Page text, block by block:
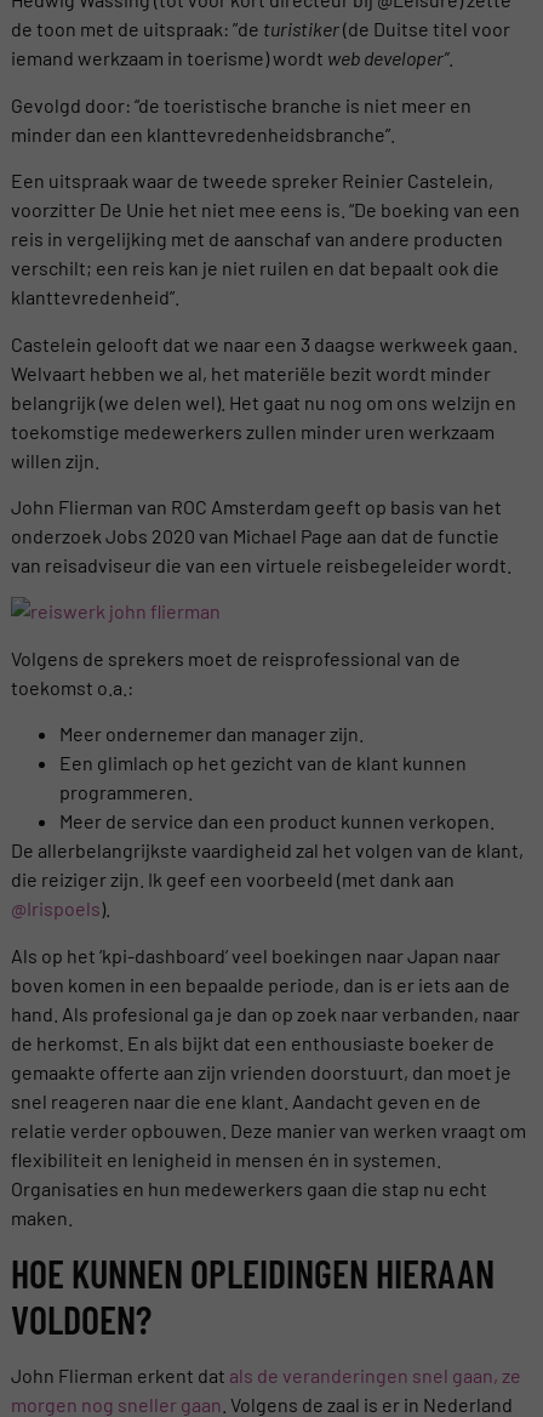
de toon met de uitspraak: ”de turistiker(de Duitse titel voor
iemand werkzaam in toerisme) wordt web developer”.
Gevolgd door: “de toeristische branche is niet meer en
minder dan een klanttevredenheidsbranche”.
Een uitspraak waar de tweede spreker Reinier Castelein,
voorzitter De Unie het niet mee eens is. “De boeking van een
reis in vergelijking met de aanschaf van andere producten
verschilt; een reis kan je niet ruilen en dat bepaalt ook die
klanttevredenheid”.
Castelein gelooft dat we naar een 3 daagse werkweek gaan.
Welvaart hebben we al, het materiële bezit wordt minder
belangrijk (we delen wel). Het gaat nu nog om ons welzijn en
toekomstige medewerkers zullen minder uren werkzaam
willen zijn.
John Flierman van ROC Amsterdam geeft op basis van het
onderzoek Jobs 2020 van Michael Page aan dat de functie
van reisadviseur die van een virtuele reisbegeleider wordt.
Volgens de sprekers moet de reisprofessional van de
toekomst o.a.:
Meer ondernemer dan manager zijn.
Een glimlach op het gezicht van de klant kunnen
programmeren.
Meer de service dan een product kunnen verkopen.
De allerbelangrijkste vaardigheid zal het volgen van de klant,
die reiziger zijn. Ik geef een voorbeeld (met dank aan
@Irispoels).
Als op het ‘kpi-dashboard’ veel boekingen naar Japan naar
boven komen in een bepaalde periode, dan is er iets aan de
hand. Als profesional ga je dan op zoek naar verbanden, naar
de herkomst. En als bijkt dat een enthousiaste boeker de
gemaakte offerte aan zijn vrienden doorstuurt, dan moet je
snel reageren naar die ene klant. Aandacht geven en de
relatie verder opbouwen. Deze manier van werken vraagt om
flexibiliteit en lenigheid in mensen én in systemen.
Organisaties en hun medewerkers gaan die stap nu echt
maken.
HOE KUNNEN OPLEIDINGEN HIERAAN
VOLDOEN?
John Flierman erkent dat als de veranderingen snel gaan, ze
morgen nog sneller gaan . Volgens de zaal is er in Nederland